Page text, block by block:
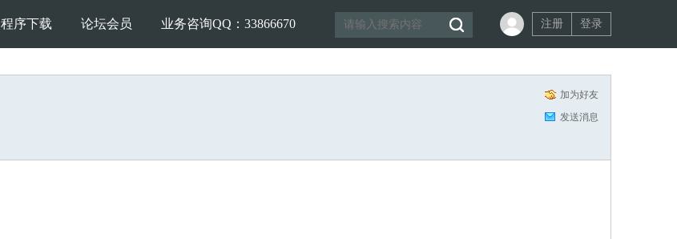
程序下载 论坛会员 业务咨询QQ：33866670 注册 登录
加为好友
发送消息